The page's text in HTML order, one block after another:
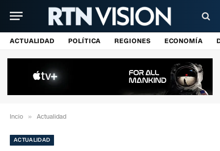
ACTUALIDAD POLÍTICA REGIONES ECONOMÍA
Incio » Actualidad
ACTUALIDAD